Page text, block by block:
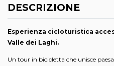
DESCRIZIONE
Esperienza cicloturistica
Valle dei Laghi.
Un tour in bicicletta che unisce